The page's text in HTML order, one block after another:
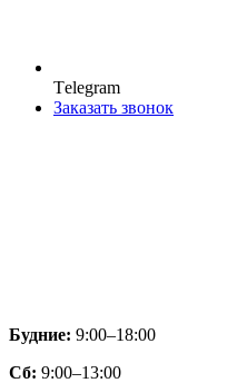
Тelegram
Заказать звонок
Будние: 9:00–18:00
Сб: 9:00–13:00